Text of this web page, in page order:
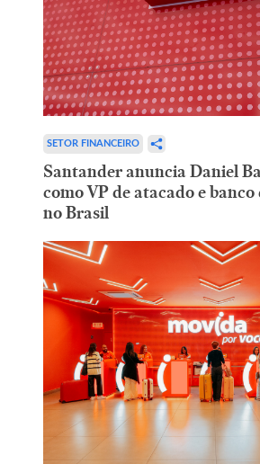
SETOR FINANCEIRO
Santander anuncia Daniel
como VP de atacado e
no Brasil